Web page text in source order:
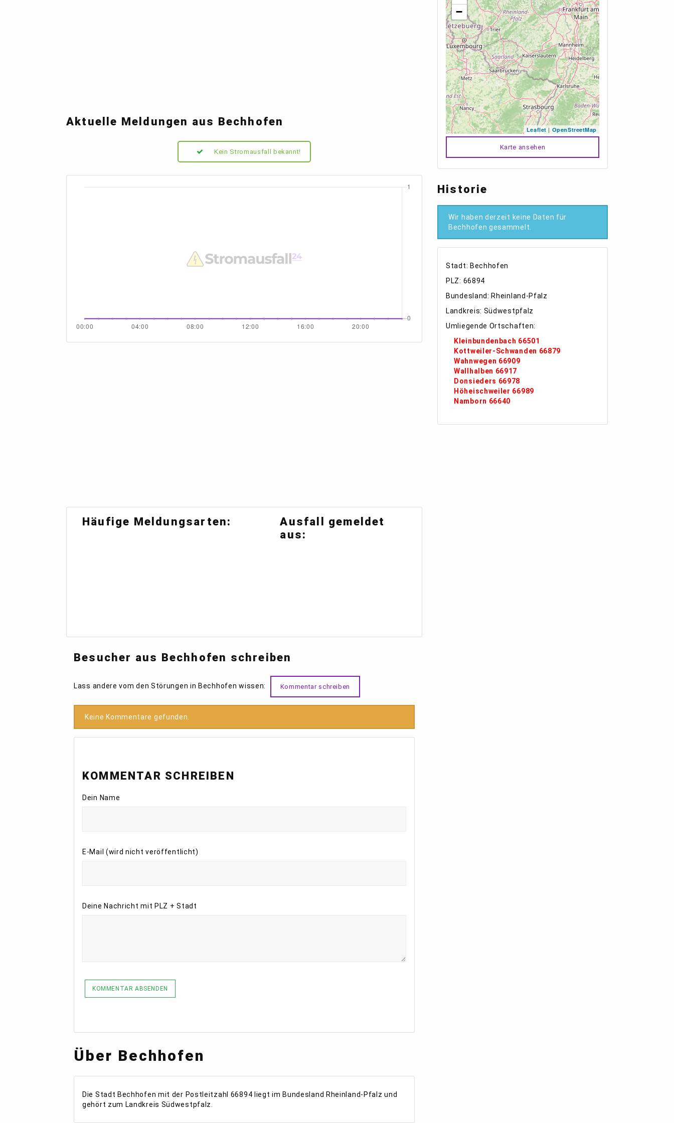
Aktuelle Meldungen aus Bechhofen
Kein Stromausfall bekannt!
Häufige Meldungsarten:
Ausfall gemeldet
aus:
Besucher aus Bechhofen schreiben
Lass andere vom den Störungen in Bechhofen wissen: Kommentar schreiben
Keine Kommentare gefunden.
KOMMENTAR SCHREIBEN
Dein Name
E-Mail (wird nicht veröffentlicht)
Deine Nachricht mit PLZ + Stadt
KOMMENTAR ABSENDEN
Über Bechhofen
Die Stadt Bechhofen mit der Postleitzahl 66894 liegt im Bundesland Rheinland-Pfalz und
gehört zum Landkreis Südwestpfalz.
−
Leaflet | OpenStreetMap
Karte ansehen
Historie
Wir haben derzeit keine Daten für
Bechhofen gesammelt.
Stadt: Bechhofen
PLZ: 66894
Bundesland: Rheinland-Pfalz
Landkreis: Südwestpfalz
Umliegende Ortschaften:
Kleinbundenbach 66501
Kottweiler-Schwanden 66879
Wahnwegen 66909
Wallhalben 66917
Donsieders 66978
Höheischweiler 66989
Namborn 66640